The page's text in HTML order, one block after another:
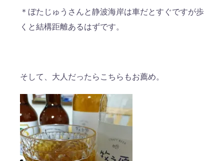
＊ぼたじゅうさんと静波海岸は車だとすぐですが歩
くと結構距離あるはずです。
そして、大人だったらこちらもお薦め。